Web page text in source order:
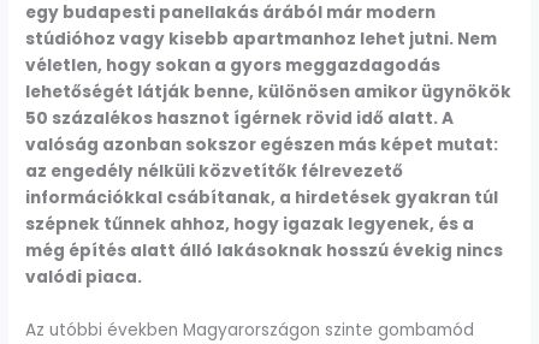
egy budapesti panellakás árából már modern
stúdióhoz vagy kisebb apartmanhoz lehet jutni. Nem
véletlen, hogy sokan a gyors meggazdagodás
lehetőségét látják benne, különösen amikor ügynökök
50 százalékos hasznot ígérnek rövid idő alatt. A
valóság azonban sokszor egészen más képet mutat:
az engedély nélküli közvetítők félrevezető
információkkal csábítanak, a hirdetések gyakran túl
szépnek tűnnek ahhoz, hogy igazak legyenek, és a
még építés alatt álló lakásoknak hosszú évekig nincs
valódi piaca.
Az utóbbi években Magyarországon szinte gombamód